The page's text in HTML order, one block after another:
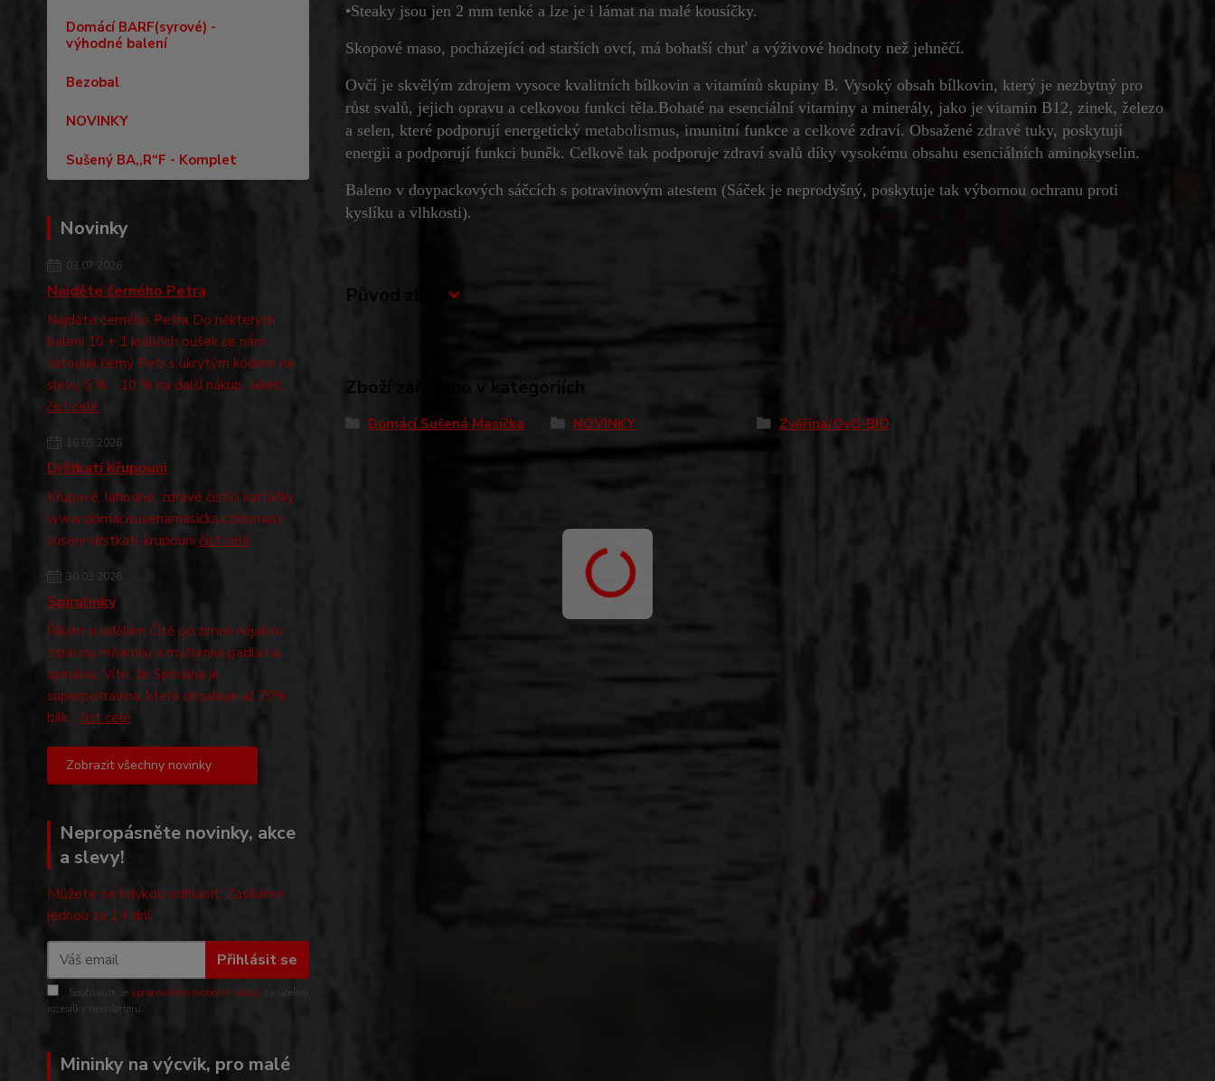
Domácí BARF(syrové) -
výhodné balení
Bezobal
NOVINKY
Sušený BA,,R“F - Komplet
Novinky
03.07.2026
Najděte černého Petra
Najděte černého Petra Do některých
balení 10 + 1 králičích oušek se nám
zatoulal černý Petr s ukrytým kódem na
slevu 5 % -10 % na další nákup. Jakéh...
číst celé
16.05.2026
Dršťkatí Křupouni
Křupavé, lahodné, zdravé čistící kartáčky
www.domacisusenamasicka.cz/domaci-
suseni-drstkati-krupouni číst celé
30.03.2026
Spirulinky
Říkám si udělám Čitě po zimně nějakou
zdravou mňamku a myšlenka padla na
spirulinu. Víte, že Spirulina je
superpotravina, která obsahuje až 70%
bílk... číst celé
Zobrazit všechny novinky
Nepropásněte novinky, akce
a slevy!
Můžete se kdykoli odhlásit. Zasíláme
jednou za 14 dní.
Přihlásit se
Souhlasím se zpracováním osobních údajů za účelem
rozesílky newsletteru.
Mininky na výcvik, pro malé
•Steaky jsou jen 2 mm tenké a lze je i lámat na malé kousíčky.
Skopové maso, pocházející od starších ovcí, má bohatší chuť a výživové hodnoty než jehněčí.
Ovčí je skvělým zdrojem vysoce kvalitních bílkovin a vitamínů skupiny B. Vysoký obsah bílkovin, který je nezbytný pro
růst svalů, jejich opravu a celkovou funkci těla.Bohaté na esenciální vitaminy a minerály, jako je vitamin B12, zinek, železo
a selen, které podporují energetický metabolismus, imunitní funkce a celkové zdraví. Obsažené zdravé tuky, poskytují
energii a podporují funkci buněk. Celkově tak podporuje zdraví svalů díky vysokému obsahu esenciálních aminokyselin.
Baleno v doypackových sáčcích s potravinovým atestem (Sáček je neprodyšný, poskytuje tak výbornou ochranu proti
kyslíku a vlhkosti).
Původ zboží
Zboží zařazeno v kategoriích
Domácí Sušená Masíčka NOVINKY Zvěřina/Ovčí-BIO